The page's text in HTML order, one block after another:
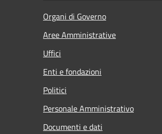
Organi di Governo
Aree Amministrative
Uffici
Enti e fondazioni
Politici
Personale Amministrativo
Documenti e dati